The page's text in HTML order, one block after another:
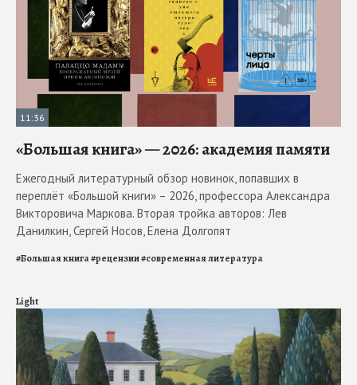
11:36
«Большая книга» — 2026: академия памяти
Ежегодный литературный обзор новинок, попавших в
переплёт «Большой книги» – 2026, профессора Александра
Викторовича Маркова. Вторая тройка авторов: Лев
Данилкин, Сергей Носов, Елена Долгопят
#Большая книга#рецензии#современная литература
Light